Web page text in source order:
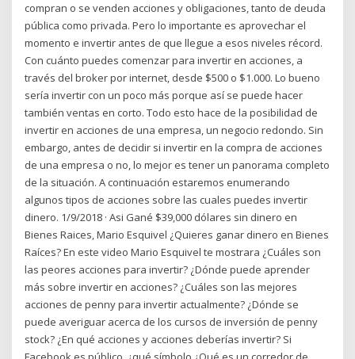
compran o se venden acciones y obligaciones, tanto de deuda
pública como privada. Pero lo importante es aprovechar el
momento e invertir antes de que llegue a esos niveles récord.
Con cuánto puedes comenzar para invertir en acciones, a
través del broker por internet, desde $500 o $1.000. Lo bueno
sería invertir con un poco más porque así se puede hacer
también ventas en corto. Todo esto hace de la posibilidad de
invertir en acciones de una empresa, un negocio redondo. Sin
embargo, antes de decidir si invertir en la compra de acciones
de una empresa o no, lo mejor es tener un panorama completo
de la situación. A continuación estaremos enumerando
algunos tipos de acciones sobre las cuales puedes invertir
dinero. 1/9/2018 · Asi Gané $39,000 dólares sin dinero en
Bienes Raices, Mario Esquivel ¿Quieres ganar dinero en Bienes
Raíces? En este video Mario Esquivel te mostrara ¿Cuáles son
las peores acciones para invertir? ¿Dónde puede aprender
más sobre invertir en acciones? ¿Cuáles son las mejores
acciones de penny para invertir actualmente? ¿Dónde se
puede averiguar acerca de los cursos de inversión de penny
stock? ¿En qué acciones y acciones deberías invertir? Si